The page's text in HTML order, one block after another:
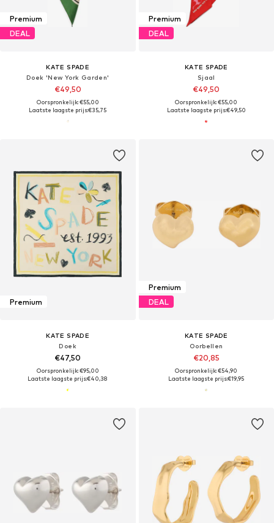
Premium
DEAL
KATE SPADE
Doek 'New York Garden'
€49,50
Oorspronkelijk: €55,00
Laatste laagste prijs:€35,75
Premium
DEAL
KATE SPADE
Sjaal
€49,50
Oorspronkelijk: €55,00
Laatste laagste prijs:€49,50
Premium
KATE SPADE
Doek
€47,50
Oorspronkelijk: €95,00
Laatste laagste prijs:€40,38
Premium
DEAL
KATE SPADE
Oorbellen
€20,85
Oorspronkelijk: €54,90
Laatste laagste prijs:€19,95